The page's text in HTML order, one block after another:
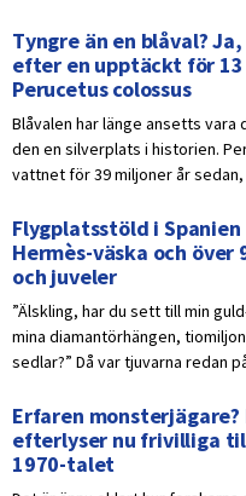
Tyngre än en blåval?
efter en upptäckt för
Perucetus colossus
Blåvalen har länge ansetts
den en silverplats i historien.
vattnet för 39 miljoner år
Flygplatsstöld i
Hermès-väska och
och juveler
”Älskling, har du sett till min
mina diamantörhängen,
sedlar?” Då var tjuvarna redan
Erfaren
efterlyser nu frivilliga
1970-talet